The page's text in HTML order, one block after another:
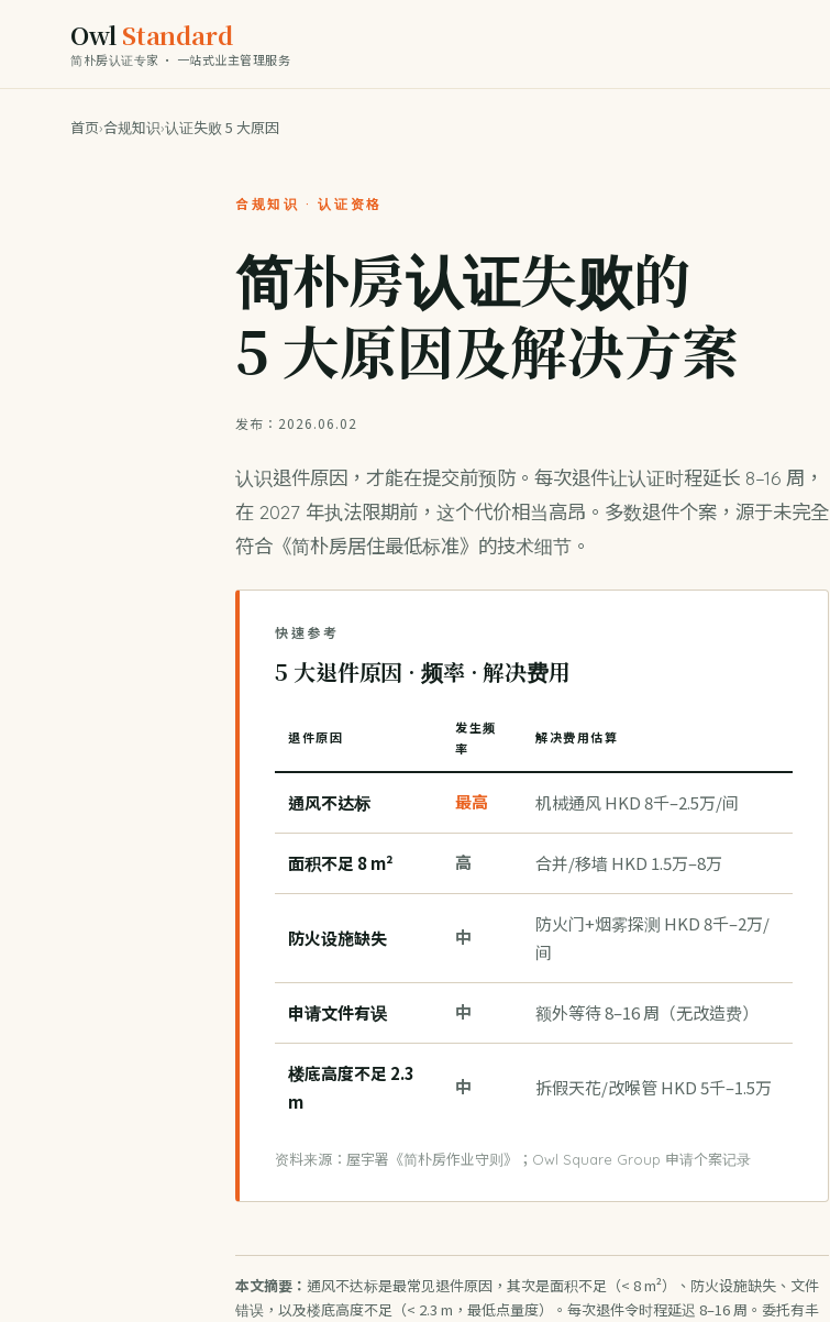
Owl Standard
简朴房认证专家 · 一站式业主管理服务
首页›合规知识›认证失败 5 大原因
合规知识 · 认证资格
简朴房认证失败的
5 大原因及解决方案
发布：2026.06.02
认识退件原因，才能在提交前预防。每次退件让认证时程延长 8–16 周，
在 2027 年执法限期前，这个代价相当高昂。多数退件个案，源于未完全
符合《简朴房居住最低标准》的技术细节。
快速参考
5 大退件原因 · 频率 · 解决费用
退件原因
发生频
率
解决费用估算
通风不达标 最高 机械通风 HKD 8千–2.5万/间
面积不足 8 m² 高 合并/移墙 HKD 1.5万–8万
防火设施缺失 中
防火门+烟雾探测 HKD 8千–2万/
间
申请文件有误 中 额外等待 8–16 周（无改造费）
楼底高度不足 2.3
m
中 拆假天花/改喉管 HKD 5千–1.5万
资料来源：屋宇署《简朴房作业守则》；Owl Square Group 申请个案记录
本文摘要： 通风不达标是最常见退件原因，其次是面积不足（< 8 m²）、防火设施缺失、文件
错误，以及楼底高度不足（< 2.3 m，最低点量度）。每次退件令时程延迟 8–16 周。委托有丰